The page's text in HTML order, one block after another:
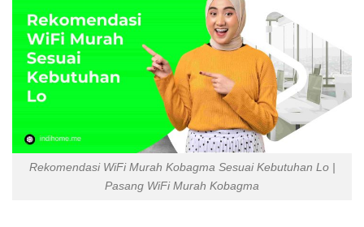
Rekomendasi WiFi Murah Kobagma Sesuai Kebutuhan Lo |
Pasang WiFi Murah Kobagma